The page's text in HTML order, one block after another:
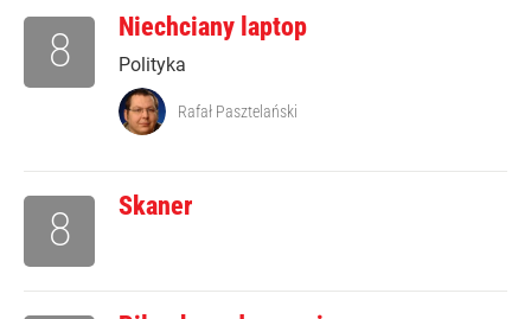
Niechciany laptop
Polityka
8
Rafał Pasztelański
Skaner
8